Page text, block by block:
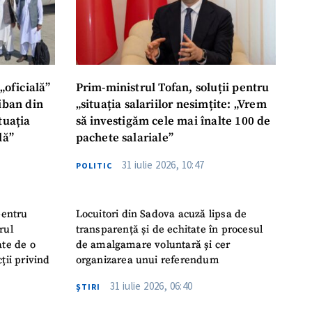
din
de o
privind
Prim-ministrul Tofan, soluții pentru
„situația salariilor nesimțite: „Vrem
să investigăm cele mai înalte 100 de
pachete salariale”
POLITIC 31 iulie 2026, 10:47
Locuitori din Sadova acuză lipsa de
transparență și de echitate în procesul
de amalgamare voluntară și cer
organizarea unui referendum
ŞTIRI 31 iulie 2026, 06:40